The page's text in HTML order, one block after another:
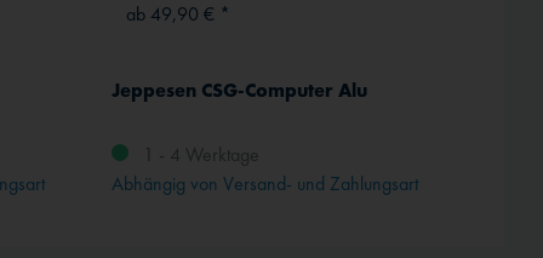
ab 49,90 € *
Jeppesen CSG-Computer Alu
1 - 4 Werktage
Abhängig von Versand- und Zahlungsart